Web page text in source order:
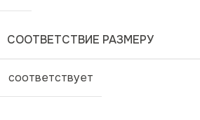
СООТВЕТСТВИЕ РАЗМЕРУ
соответствует